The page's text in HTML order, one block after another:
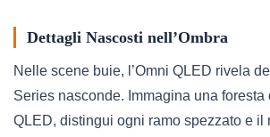
Dettagli Nascosti nell’Ombra
Nelle scene buie, l’Omni QLED rivela
Series nasconde. Immagina una foresta
QLED, distingui ogni ramo spezzato e il